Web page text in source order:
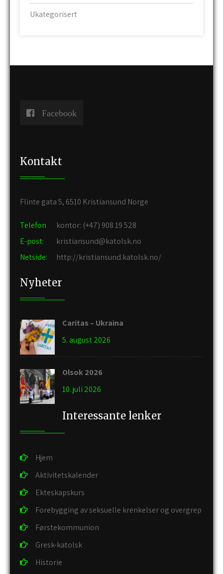
Ukategorisert
Facebook
Kontakt
Flinte gata 5, 6510 Kristiansund Norge
Telefon
kontor: (+47) 908 19 528
E-post:
kristiansund@katolsk.no
Netside:
http://kristiansund.katolsk.no/
Nyheter
Caritas – Ukraina
5. august 2026
Olsok 2026
10. juli 2026
Interessante lenker
Hjem
Aktivitetskalender
Ekteskapskurs
Forebygging av seksuelle krenkelser og overgrep
Førstekommunion
Gresk-katolsk
Historie